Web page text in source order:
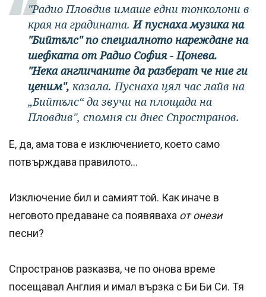
"Радио Пловдив имаше едни тонколони в
края на градината.И пуснаха музика на
"Бийтълс" по специалното нареждане на
шефката от Радио София - Цонева.
"Нека англичаните да разберат че ние ги
ценим", казала. Пуснаха цял час лайв на
„Бийтълс“ да звучи на площада на
Пловдив", спомня си днес Спространов.
Е, да, ама това е изключението, което само
потвърждава правилото...
Изключение бил и самият той. Как иначе в
неговото предаване са появяваха от онези
песни?
Спространов разказва, че по онова време
посещавал Англия и имал вързка с Би Би Си. Тя